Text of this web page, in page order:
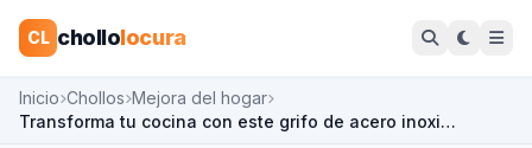
CL chollolocura
Inicio Chollos Mejora del hogar
Transforma tu cocina con este grifo de acero inoxi…